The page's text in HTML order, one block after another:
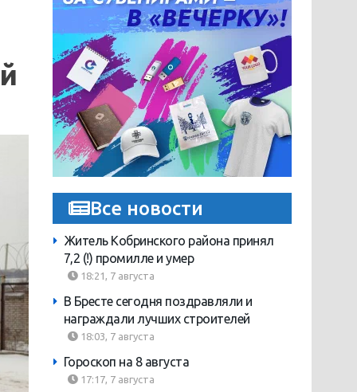
Все новости
Житель Кобринского района принял
7,2 (!) промилле и умер
18:21, 7 августа
В Бресте сегодня поздравляли и
награждали лучших строителей
18:03, 7 августа
Гороскоп на 8 августа
17:17, 7 августа